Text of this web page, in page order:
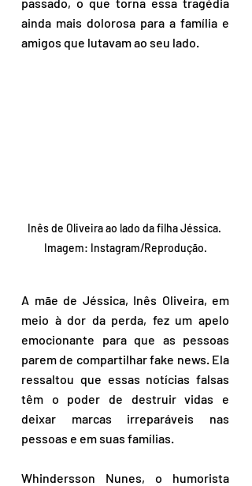
ainda mais dolorosa para a família e
amigos que lutavam ao seu lado.
Inês de Oliveira ao lado da filha Jéssica.
Imagem: Instagram/Reprodução.
A mãe de Jéssica, Inês Oliveira, em
meio à dor da perda, fez um apelo
emocionante para que as pessoas
parem de compartilhar fake news. Ela
ressaltou que essas notícias falsas
têm o poder de destruir vidas e
deixar marcas irreparáveis nas
pessoas e em suas famílias.
Whindersson Nunes, o humorista